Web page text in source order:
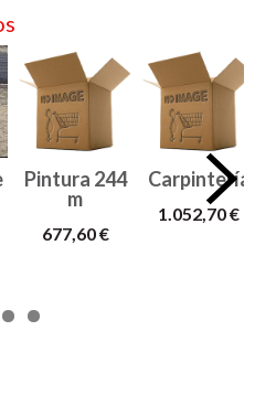
Pintura 244
m
677,60 €
Carpintería
1.052,70 €